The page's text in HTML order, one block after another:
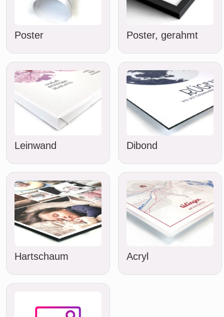
Poster Poster, gerahmt
Leinwand Dibond
Hartschaum Acryl